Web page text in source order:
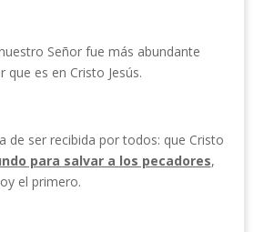
Señor fue más abundante
que es en Cristo Jesús.
de ser recibida por todos: que Cristo
para salvar a los pecadores,
el primero.